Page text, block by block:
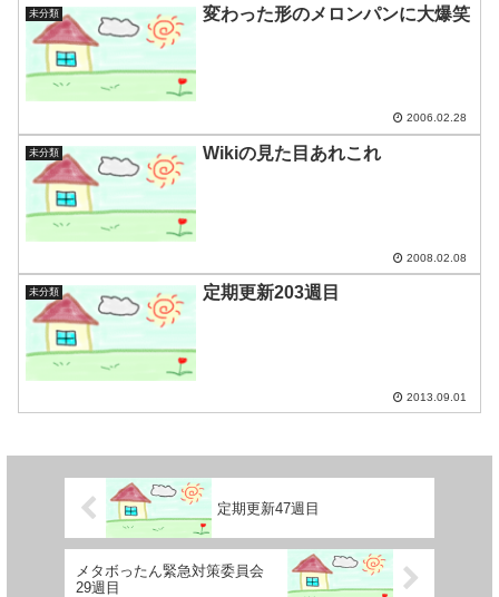
未分類 変わった形のメロンパンに大爆笑
2006.02.28
未分類 Wikiの見た目あれこれ
2008.02.08
未分類 定期更新203週目
2013.09.01
定期更新47週目
メタボったん緊急対策委員会
29週目